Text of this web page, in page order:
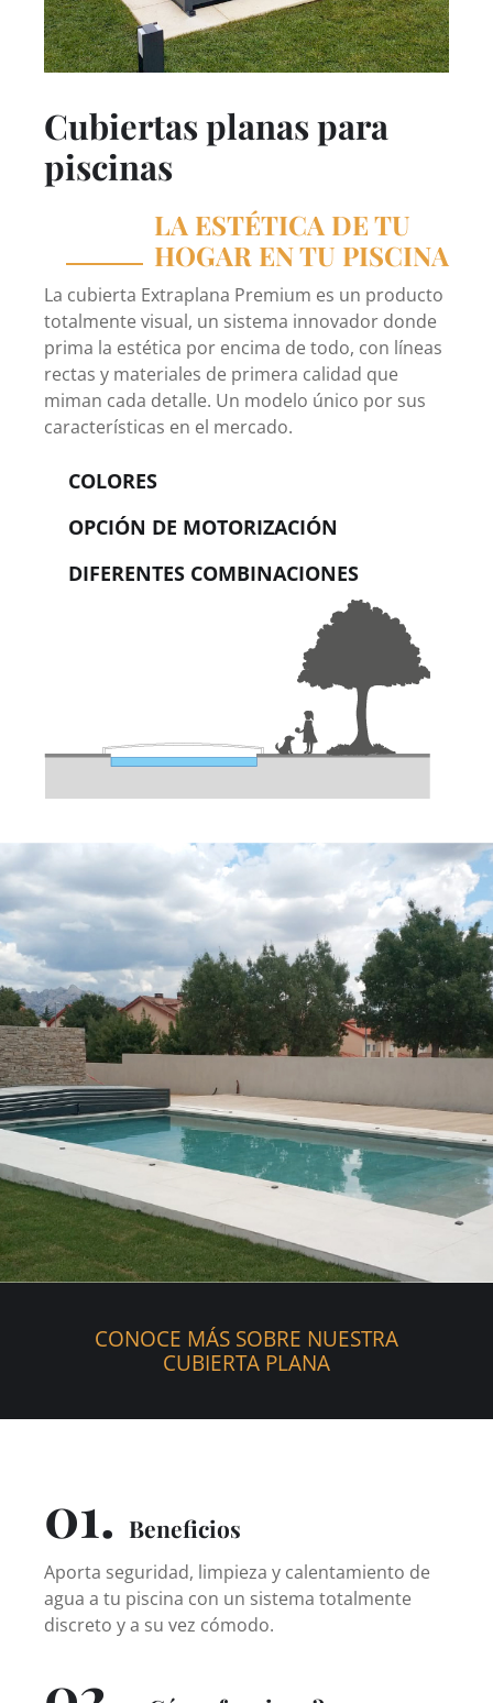
Cubiertas planas para
piscinas
LA ESTÉTICA DE TU
HOGAR EN TU PISCINA
La cubierta Extraplana Premium es un producto
totalmente visual, un sistema innovador donde
prima la estética por encima de todo, con líneas
rectas y materiales de primera calidad que
miman cada detalle. Un modelo único por sus
características en el mercado.
COLORES
OPCIÓN DE MOTORIZACIÓN
DIFERENTES COMBINACIONES
CONOCE MÁS SOBRE NUESTRA
CUBIERTA PLANA
01. Beneficios
Aporta seguridad, limpieza y calentamiento de
agua a tu piscina con un sistema totalmente
discreto y a su vez cómodo.